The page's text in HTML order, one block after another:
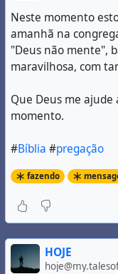
Neste momento
amanhã na
"Deus não mente",
maravilhosa, com
Que Deus me ajude
momento.
#Bíblia #pregação
fazendo
HOJE